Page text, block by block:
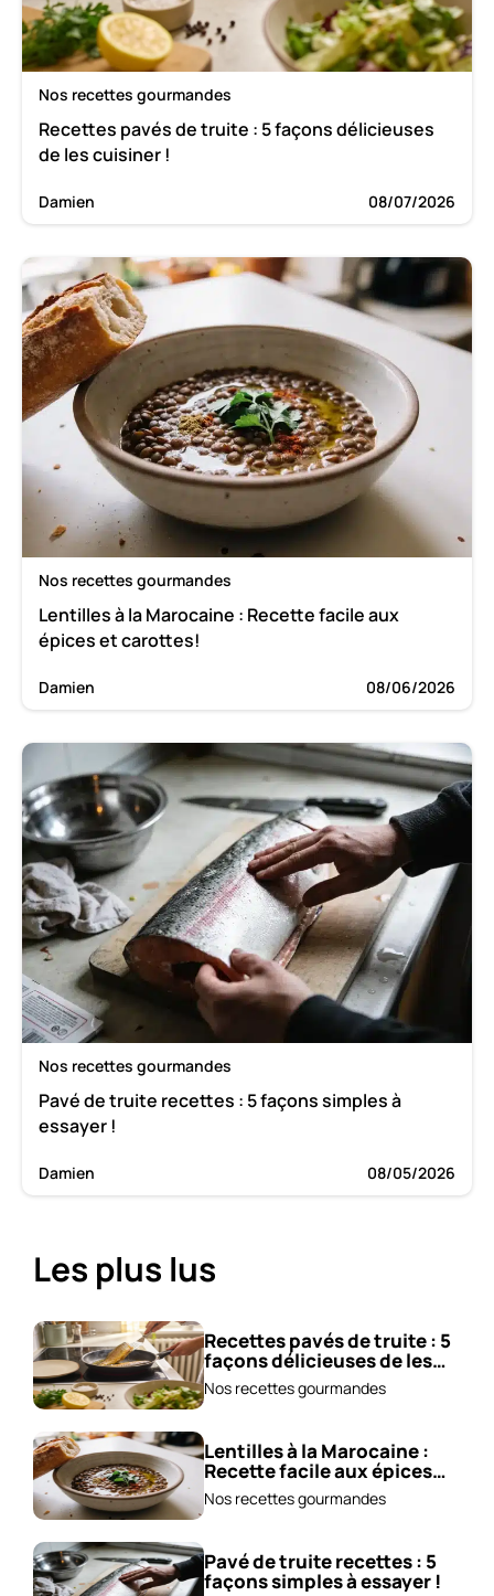
Nos recettes gourmandes
Recettes pavés de truite : 5 façons délicieuses
de les cuisiner !
Damien 08/07/2026
Nos recettes gourmandes
Lentilles à la Marocaine : Recette facile aux
épices et carottes!
Damien 08/06/2026
Nos recettes gourmandes
Pavé de truite recettes : 5 façons simples à
essayer !
Damien 08/05/2026
Les plus lus
Recettes pavés de truite : 5
façons délicieuses de les
cuisiner !
Nos recettes gourmandes
Lentilles à la Marocaine :
Recette facile aux épices
et carottes!
Nos recettes gourmandes
Pavé de truite recettes : 5
façons simples à essayer !